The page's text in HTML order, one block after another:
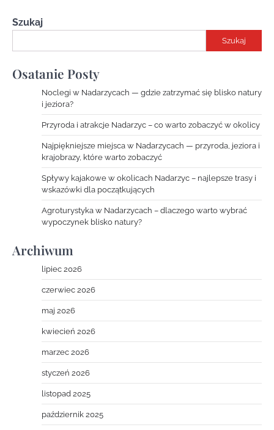
Szukaj
Szukaj
Osatanie Posty
Noclegi w Nadarzycach — gdzie zatrzymać się blisko natury
i jeziora?
Przyroda i atrakcje Nadarzyc – co warto zobaczyć w okolicy
Najpiękniejsze miejsca w Nadarzycach — przyroda, jeziora i
krajobrazy, które warto zobaczyć
Spływy kajakowe w okolicach Nadarzyc – najlepsze trasy i
wskazówki dla początkujących
Agroturystyka w Nadarzycach – dlaczego warto wybrać
wypoczynek blisko natury?
Archiwum
lipiec 2026
czerwiec 2026
maj 2026
kwiecień 2026
marzec 2026
styczeń 2026
listopad 2025
październik 2025